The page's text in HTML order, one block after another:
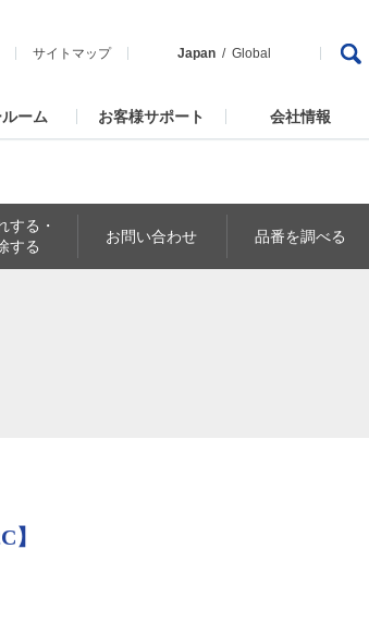
サイトマップ Japan Global
ーム お客様サポート 会社情報
する・
する
お問い合わせ 品番を調べる
】